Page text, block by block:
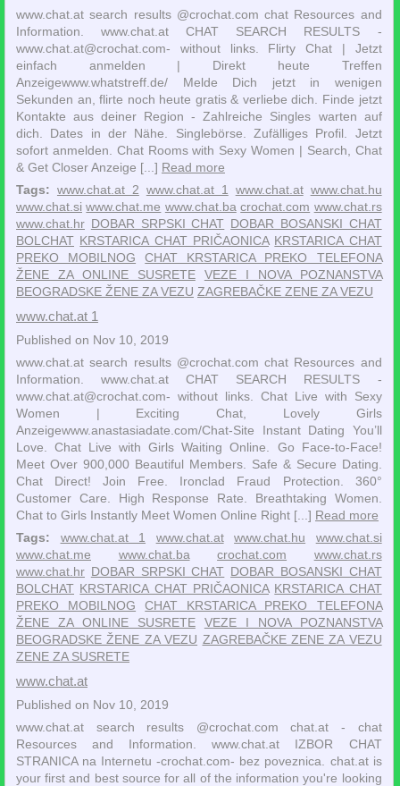
www.chat.at search results @crochat.com chat Resources and
Information. www.chat.at CHAT SEARCH RESULTS -
www.chat.at@crochat.com- without links. Flirty Chat | Jetzt
einfach anmelden | Direkt heute Treffen‎
Anzeigewww.whatstreff.de/‎ Melde Dich jetzt in wenigen
Sekunden an, flirte noch heute gratis & verliebe dich. Finde jetzt
Kontakte aus deiner Region - Zahlreiche Singles warten auf
dich. Dates in der Nähe. Singlebörse. Zufälliges Profil. Jetzt
sofort anmelden. Chat Rooms with Sexy Women | Search, Chat
& Get Closer‎ Anzeige [...] Read more
Tags: www.chat.at 2 www.chat.at 1 www.chat.at www.chat.hu
www.chat.si www.chat.me www.chat.ba crochat.com www.chat.rs
www.chat.hr DOBAR SRPSKI CHAT DOBAR BOSANSKI CHAT
BOLCHAT KRSTARICA CHAT PRIČAONICA KRSTARICA CHAT
PREKO MOBILNOG
CHAT KRSTARICA PREKO TELEFONA
ŽENE ZA ONLINE SUSRETE
VEZE I NOVA POZNANSTVA
BEOGRADSKE ŽENE ZA VEZU ZAGREBAČKE ZENE ZA VEZU
www.chat.at 1
Published on Nov 10, 2019
www.chat.at search results @crochat.com chat Resources and
Information. www.chat.at CHAT SEARCH RESULTS -
www.chat.at@crochat.com- without links. Chat Live with Sexy
Women | Exciting Chat, Lovely Girls‎
Anzeigewww.anastasiadate.com/Chat-Site‎ Instant Dating You’ll
Love. Chat Live with Girls Waiting Online. Go Face-to-Face!
Meet Over 900,000 Beautiful Members. Safe & Secure Dating.
Chat Direct! Join Free. Ironclad Fraud Protection. 360°
Customer Care. High Response Rate. Breathtaking Women.
Chat to Girls Instantly Meet Women Online Right [...] Read more
Tags:
www.chat.at 1 www.chat.at www.chat.hu
www.chat.si
www.chat.me
www.chat.ba crochat.com
www.chat.rs
www.chat.hr DOBAR SRPSKI CHAT DOBAR BOSANSKI CHAT
BOLCHAT KRSTARICA CHAT PRIČAONICA KRSTARICA CHAT
PREKO MOBILNOG
CHAT KRSTARICA PREKO TELEFONA
ŽENE ZA ONLINE SUSRETE
VEZE I NOVA POZNANSTVA
BEOGRADSKE ŽENE ZA VEZU ZAGREBAČKE ZENE ZA VEZU
ZENE ZA SUSRETE
www.chat.at
Published on Nov 10, 2019
www.chat.at search results @crochat.com chat.at - chat
Resources and Information. www.chat.at IZBOR CHAT
STRANICA na Internetu -crochat.com- bez poveznica. chat.at is
your first and best source for all of the information you're looking